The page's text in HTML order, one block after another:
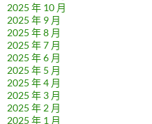
2025 年 10 月
2025 年 9 月
2025 年 8 月
2025 年 7 月
2025 年 6 月
2025 年 5 月
2025 年 4 月
2025 年 3 月
2025 年 2 月
2025 年 1 月